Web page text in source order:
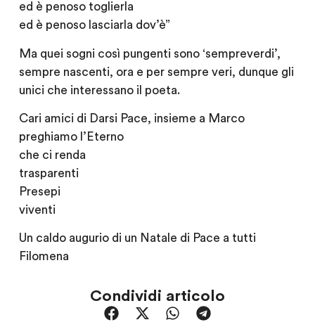
ed è penoso toglierla
ed è penoso lasciarla dov’è”
Ma quei sogni così pungenti sono ‘sempreverdi’,
sempre nascenti, ora e per sempre veri, dunque gli
unici che interessano il poeta.
Cari amici di Darsi Pace, insieme a Marco
preghiamo l’Eterno
che ci renda
trasparenti
Presepi
viventi
Un caldo augurio di un Natale di Pace a tutti
Filomena
Condividi articolo